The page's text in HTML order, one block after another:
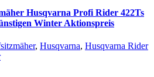
Husqvarna Profi Rider 422Ts
Winter Aktionspreis
, Husqvarna, Husqvarna Rider